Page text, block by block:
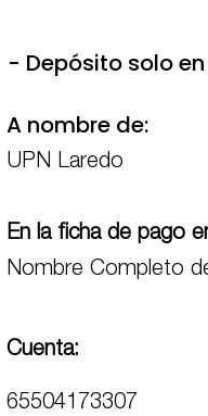
- Depósito solo
A nombre de:
UPN Laredo
En la ficha de pago
Nombre Completo
Cuenta:
65504173307